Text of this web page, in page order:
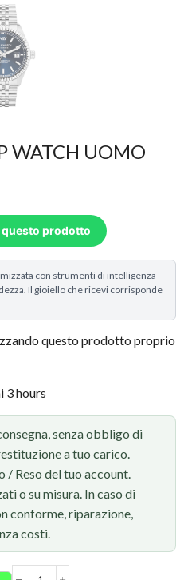
WATCH UOMO
prodotto
con strumenti di intelligenza
Il gioiello che ricevi corrisponde
questo prodotto proprio
3 hours
senza obbligo di
a tuo carico.
/ Reso del tuo account.
o su misura. In caso di
conforme, riparazione,
costi.